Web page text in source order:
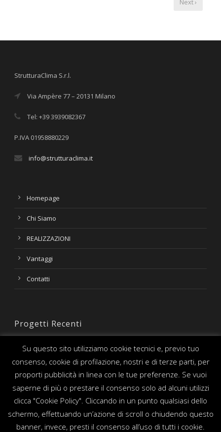
StrutturaClima S.r.l.
Via Ampère 77 – 20131 Milano
Tel: +39 3939082367
P.IVA 01958880229
info@strutturaclima.it
Homepage
Chi Siamo
REALIZZAZIONI
Vantaggi
Contatti
Progetti Recenti
Su questo sito utilizziamo cookie tecnici e, previo tuo
consenso, cookie di profilazione, nostri e di terze parti, per
proporti pubblicità in linea con le tue preferenze. Se vuoi
saperne di più o prestare il consenso solo ad alcuni utilizzi
clicca "Cookie Policy". Cliccando in un punto qualsiasi dello
schermo, effettuando un’azione di scroll o chiudendo questo
banner, invece, presti il consenso all’uso di tutti i cookie.